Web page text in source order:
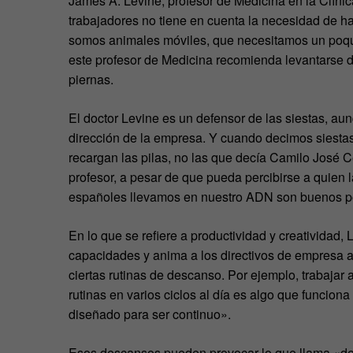
trabajadores no tiene en cuenta la necesidad de
somos animales móviles, que necesitamos un
este profesor de Medicina recomienda
piernas.
El doctor Levine es un defensor de las siestas,
dirección de la empresa. Y cuando decimos
recargan las pilas, no las que decía Camilo José
profesor, a pesar de que pueda percibirse a
españoles llevamos en nuestro ADN son buenos
En lo que se refiere a productividad y
capacidades y anima a los directivos de empresa
ciertas rutinas de descanso. Por ejemplo,
rutinas en varios ciclos al día es algo que
diseñado para ser continuo».